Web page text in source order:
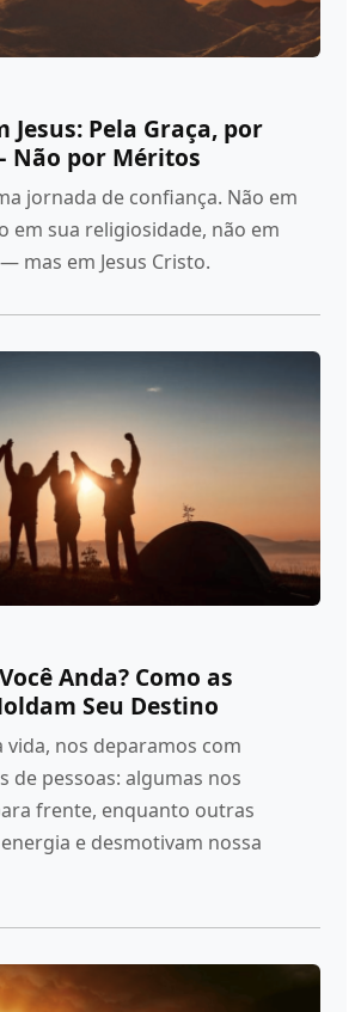
Jesus: Pela Graça, por
Não por Méritos
jornada de confiança. Não em
em sua religiosidade, não em
mas em Jesus Cristo.
Anda? Como as
Seu Destino
vida, nos deparamos com
de pessoas: algumas nos
frente, enquanto outras
e desmotivam nossa